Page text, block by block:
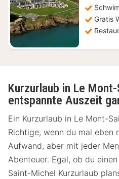
Gratis
Kurzurlaub in Le
entspannte Auszeit
Ein Kurzurlaub in Le Mont-
Richtige, wenn du mal eben
Aufwand, aber mit jeder
Abenteuer. Egal, ob du
Saint-Michel Kurzurlaub